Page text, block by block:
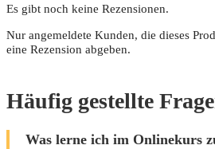
Es gibt noch keine Rezensionen.
Nur angemeldete Kunden, die dieses
eine Rezension abgeben.
Häufig gestellte
Was lerne ich im Onlinekurs